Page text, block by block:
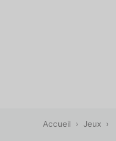
Accueil › Jeux ›